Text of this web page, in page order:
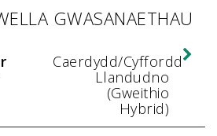
GWASANAETHAU
Caerdydd/Cyffordd
Llandudno
(Gweithio
Hybrid)